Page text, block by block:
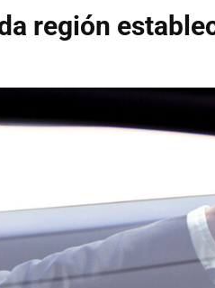
región